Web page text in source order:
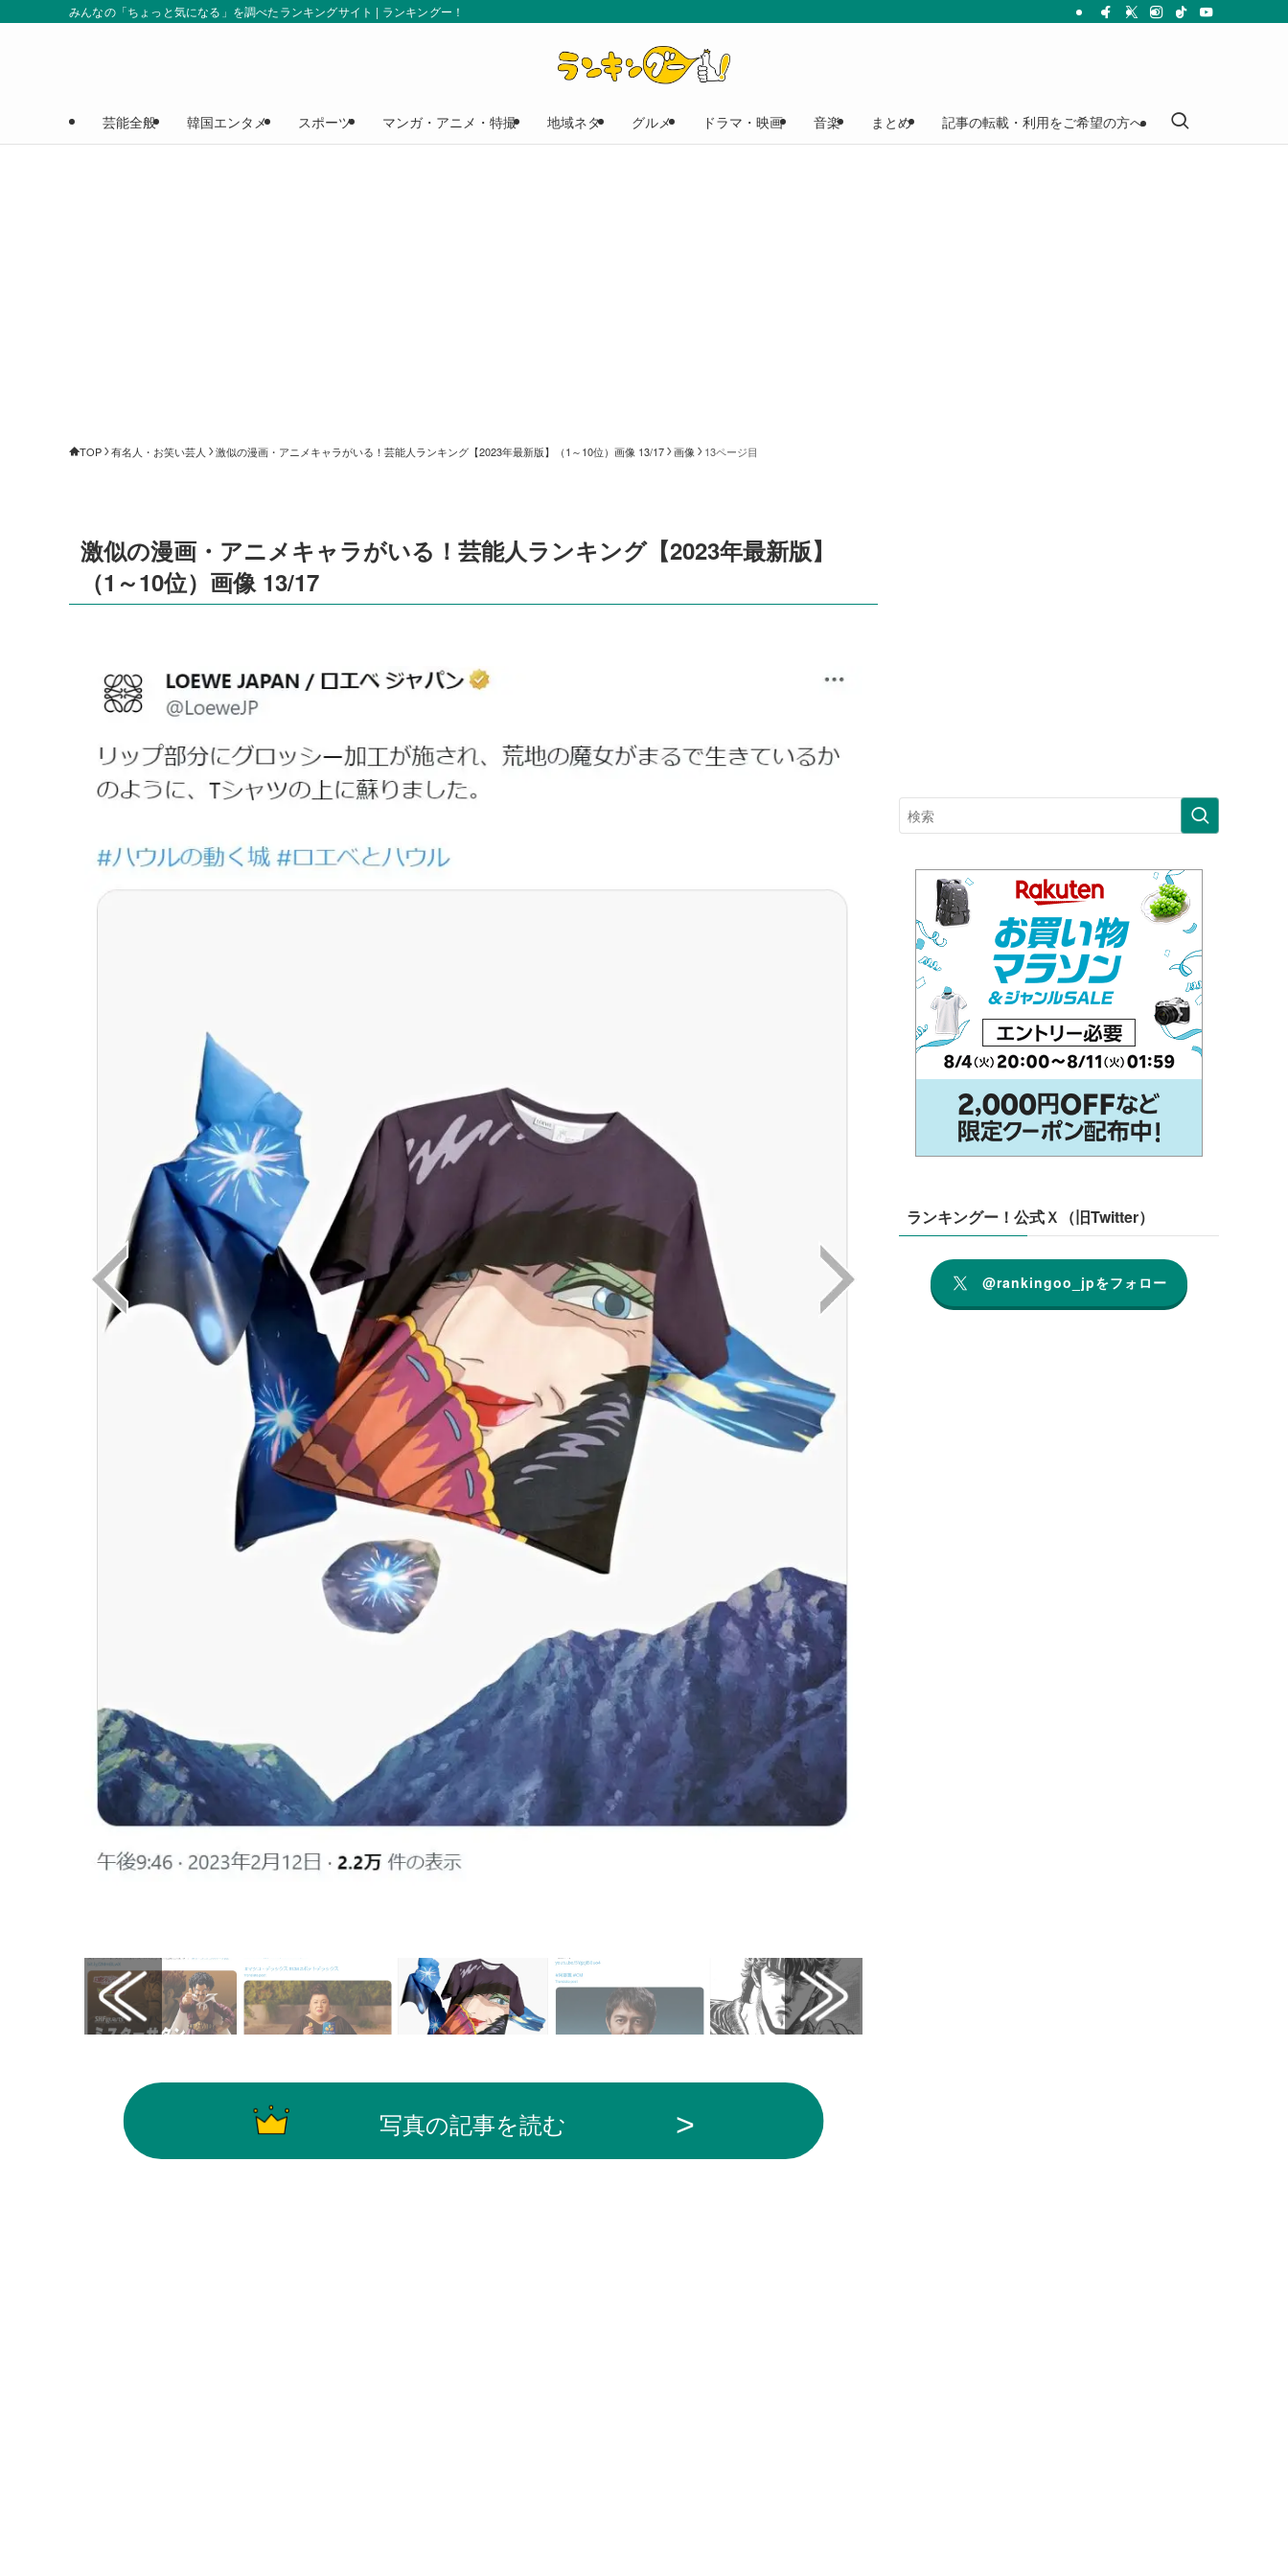
みんなの「ちょっと気になる」を調べたランキングサイト | ランキングー！
芸能全般 韓国エンタメ スポーツ マンガ・アニメ・特撮 地域ネタ グルメ ドラマ・映画 音楽 まとめ 記事の転載・利用をご希望の方へ
TOP 有名人・お笑い芸人 激似の漫画・アニメキャラがいる！芸能人ランキング【2023年最新版】（1～10位）画像 13/17 画像 13ページ目
激似の漫画・アニメキャラがいる！芸能人ランキング【2023年最新版】
（1～10位）画像 13/17
写真の記事を読む
ランキングー！公式Ｘ（旧Twitter）
@rankingoo_jpをフォロー